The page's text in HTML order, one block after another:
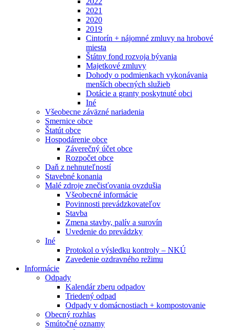
2021
2020
2019
Cintorín + nájomné zmluvy na hrobové
miesta
Štátny fond rozvoja bývania
Majetkové zmluvy
Dohody o podmienkach vykonávania
menších obecných služieb
Dotácie a granty poskytnuté obci
Iné
Všeobecne záväzné nariadenia
Smernice obce
Štatút obce
Hospodárenie obce
Záverečný účet obce
Rozpočet obce
Daň z nehnuteľností
Stavebné konania
Malé zdroje znečisťovania ovzdušia
Všeobecné informácie
Povinnosti prevádzkovateľov
Stavba
Zmena stavby, palív a surovín
Uvedenie do prevádzky
Iné
Protokol o výsledku kontroly – NKÚ
Zavedenie ozdravného režimu
Informácie
Odpady
Kalendár zberu odpadov
Triedený odpad
Odpady v domácnostiach + kompostovanie
Obecný rozhlas
Smútočné oznamy